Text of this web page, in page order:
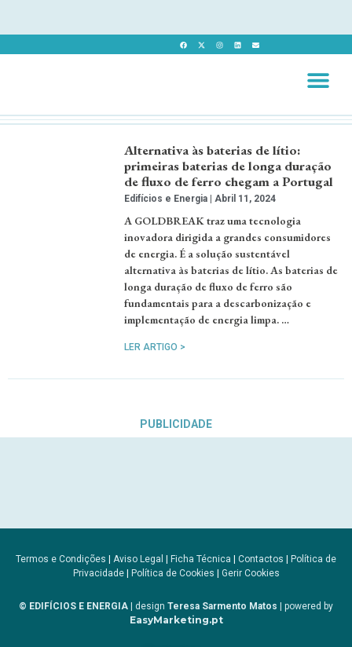
Alternativa às baterias de lítio:
primeiras baterias de longa duração
de fluxo de ferro chegam a Portugal
Edifícios e Energia Abril 11, 2024
A GOLDBREAK traz uma tecnologia
inovadora dirigida a grandes consumidores
de energia. É a solução sustentável
alternativa às baterias de lítio. As baterias de
longa duração de fluxo de ferro são
fundamentais para a descarbonização e
implementação de energia limpa. …
LER ARTIGO >
PUBLICIDADE
Termos e Condições | Aviso Legal | Ficha Técnica | Contactos | Política de
Privacidade| Política de Cookies | Gerir Cookies
© EDIFÍCIOS E ENERGIA | design Teresa Sarmento Matos | powered by
EasyMarketing.pt